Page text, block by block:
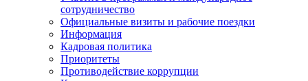
сотрудничество
Официальные визиты и рабочие поездки
Информация
Кадровая политика
Приоритеты
Противодействие коррупции